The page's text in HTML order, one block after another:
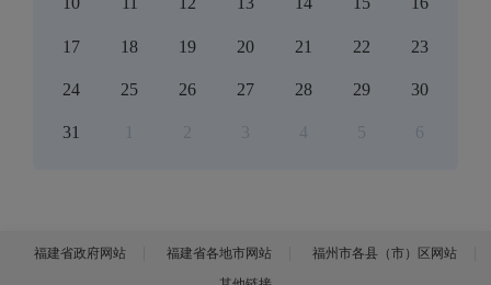
17 18 19 20 21 22 23
24 25 26 27 28 29 30
31 2 3 4 5 6
福建省政府网站 福建省各地市网站
福州市各县（市）区网站